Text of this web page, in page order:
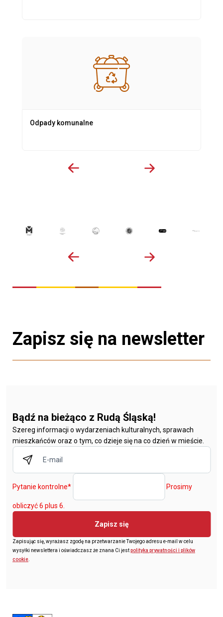
Odpady komunalne
Zapisz się na newsletter
Bądź na bieżąco z Rudą Śląską!
Szereg informacji o wydarzeniach kulturalnych, sprawach
mieszkańców oraz o tym, co dzieje się na co dzień w mieście.
Pytanie kontrolne* Prosimy
obliczyć 6 plus 6.
Zapisz się
Zapisując się, wyrażasz zgodę na przetwarzanie Twojego adresu e-mail w celu
wysyłki newslettera i oświadczasz że znana Ci jestpolityka prywatności i plików
cookie.